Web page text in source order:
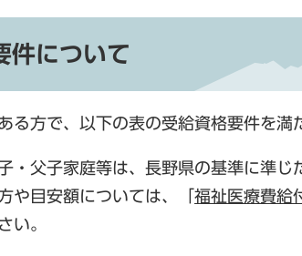
件について
る方で、以下の表の受給資格要件を満
・父子家庭等は、長野県の基準に準じ
目安額については、「 福祉医療費給
い。